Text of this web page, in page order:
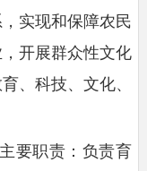
实现和保障农民
开展群众性文化
、科技、文化、
要职责：负责育